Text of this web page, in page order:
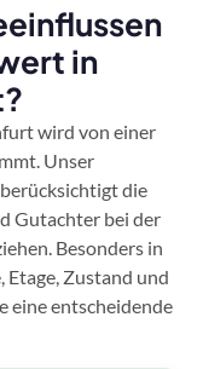
in
wird von einer
Unser
die
Gutachter bei der
Besonders in
Etage, Zustand und
eine entscheidende